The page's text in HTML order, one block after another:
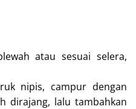
atau sesuai selera,
nipis, campur dengan
dirajang, lalu tambahkan